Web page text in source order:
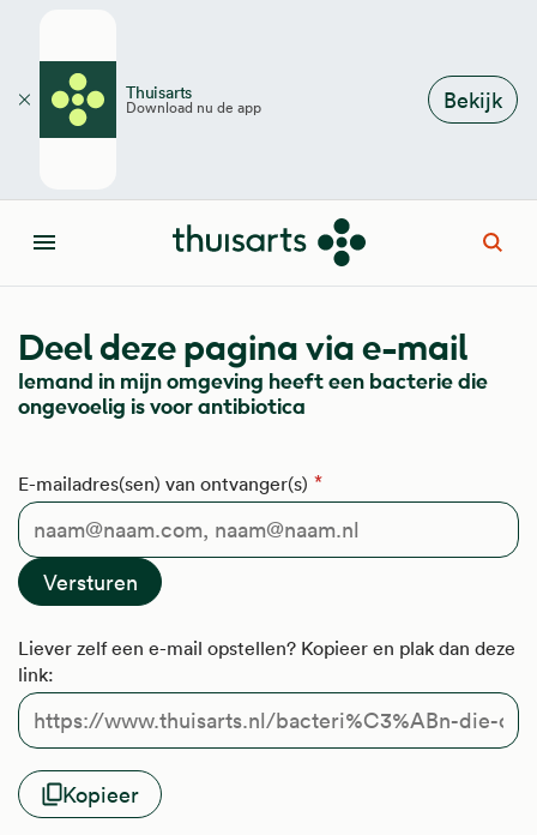
Thuisarts
Download nu de app Bekijk
Sluiten
Menu
Deel deze pagina via e-mail
Iemand in mijn omgeving heeft een bacterie die
ongevoelig is voor antibiotica
E-mailadres(sen) van ontvanger(s)
Liever zelf een e-mail opstellen? Kopieer en plak dan deze
link:
Kopieer